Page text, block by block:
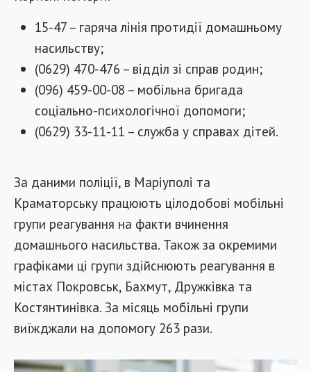
15-47 – гаряча лінія протидії домашньому
насильству;
(0629) 470-476 – відділ зі справ родин;
(096) 459-00-08 – мобільна бригада
соціально-психологічної допомоги;
(0629) 33-11-11 – служба у справах дітей.
За даними поліції, в Маріуполі та
Краматорську працюють цілодобові мобільні
групи реагування на факти вчинення
домашнього насильства. Також за окремими
графіками ці групи здійснюють реагування в
містах Покровськ, Бахмут, Дружківка та
Костянтинівка. За місяць мобільні групи
виїжджали на допомогу 263 рази.